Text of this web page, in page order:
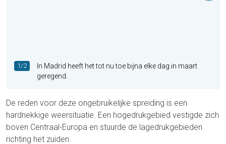
1/2
In Madrid heeft het tot nu toe bijna elke dag in maart
geregend.
De reden voor deze ongebruikelijke spreiding is een
hardnekkige weersituatie. Een hogedrukgebied vestigde zich
boven Centraal-Europa en stuurde de lagedrukgebieden
richting het zuiden.